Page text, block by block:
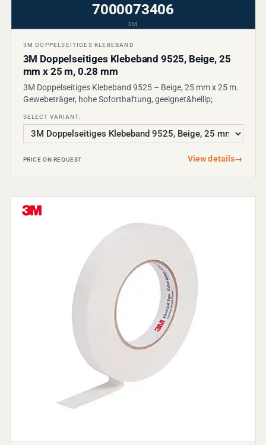
7000073406
3M
3M DOPPELSEITIGES KLEBEBAND
3M Doppelseitiges Klebeband 9525, Beige, 25
mm x 25 m, 0.28 mm
3M Doppelseitiges Klebeband 9525 – Beige, 25 mm x 25 m.
Gewebeträger, hohe Soforthaftung, geeignet&hellip;
SELECT VARIANT:
PRICE ON REQUEST View details→